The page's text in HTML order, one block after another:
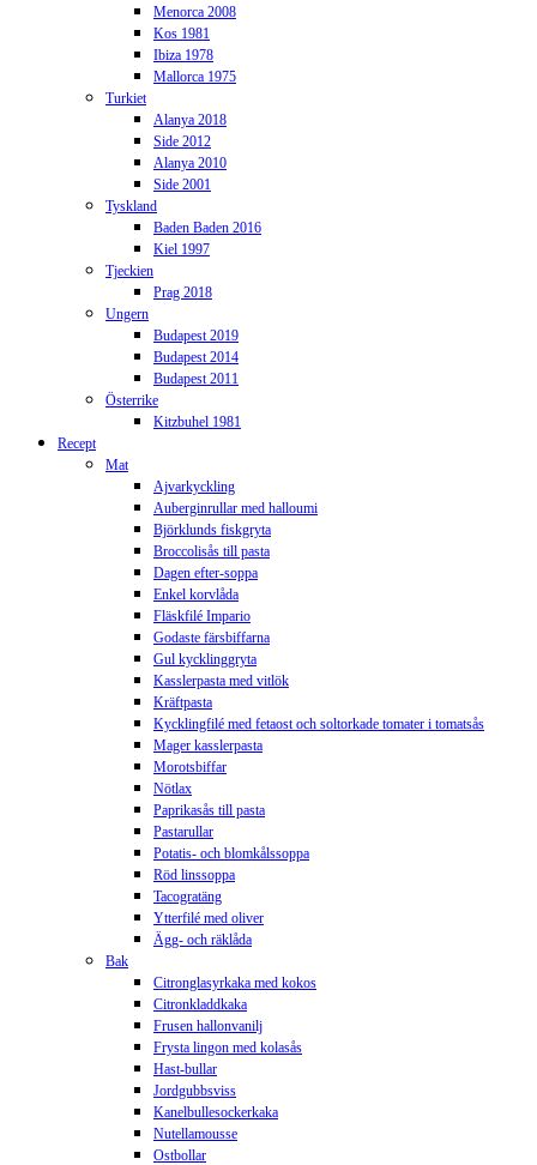
Menorca 2008
Kos 1981
Ibiza 1978
Mallorca 1975
Turkiet
Alanya 2018
Side 2012
Alanya 2010
Side 2001
Tyskland
Baden Baden 2016
Kiel 1997
Tjeckien
Prag 2018
Ungern
Budapest 2019
Budapest 2014
Budapest 2011
Österrike
Kitzbuhel 1981
Recept
Mat
Ajvarkyckling
Auberginrullar med halloumi
Björklunds fiskgryta
Broccolisås till pasta
Dagen efter-soppa
Enkel korvlåda
Fläskfilé Impario
Godaste färsbiffarna
Gul kycklinggryta
Kasslerpasta med vitlök
Kräftpasta
Kycklingfilé med fetaost och soltorkade tomater i tomatsås
Mager kasslerpasta
Morotsbiffar
Nötlax
Paprikasås till pasta
Pastarullar
Potatis- och blomkålssoppa
Röd linssoppa
Tacogratäng
Ytterfilé med oliver
Ägg- och räklåda
Bak
Citronglasyrkaka med kokos
Citronkladdkaka
Frusen hallonvanilj
Frysta lingon med kolasås
Hast-bullar
Jordgubbsviss
Kanelbullesockerkaka
Nutellamousse
Ostbollar